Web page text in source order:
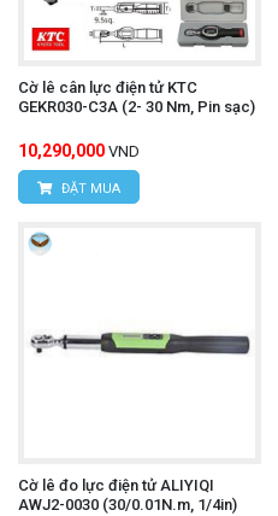
Cờ lê cân lực điện tử KTC
GEKR030-C3A (2- 30 Nm, Pin sạc)
10,290,000 VND
ĐẶT MUA
Cờ lê đo lực điện tử ALIYIQI
AWJ2-0030 (30/0.01N.m, 1/4in)